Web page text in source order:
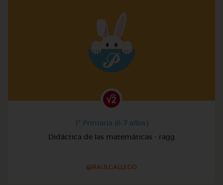
1º Primaria (6-7 años)
Didáctica de las matemáticas - ragg
@RAULGALLEGO